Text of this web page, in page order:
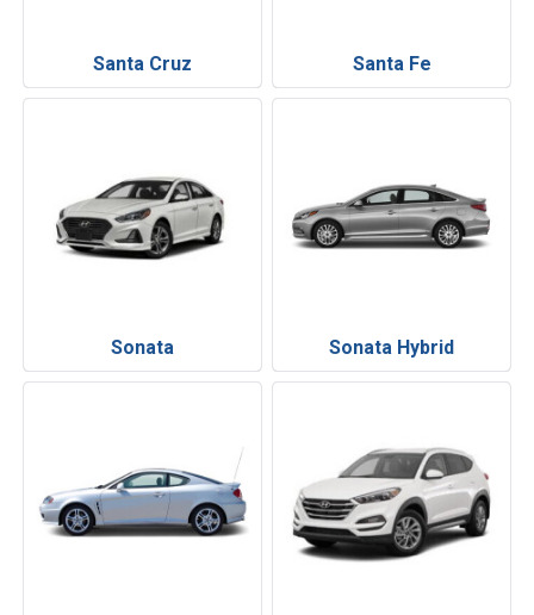
Santa Cruz Santa Fe
Sonata Sonata Hybrid